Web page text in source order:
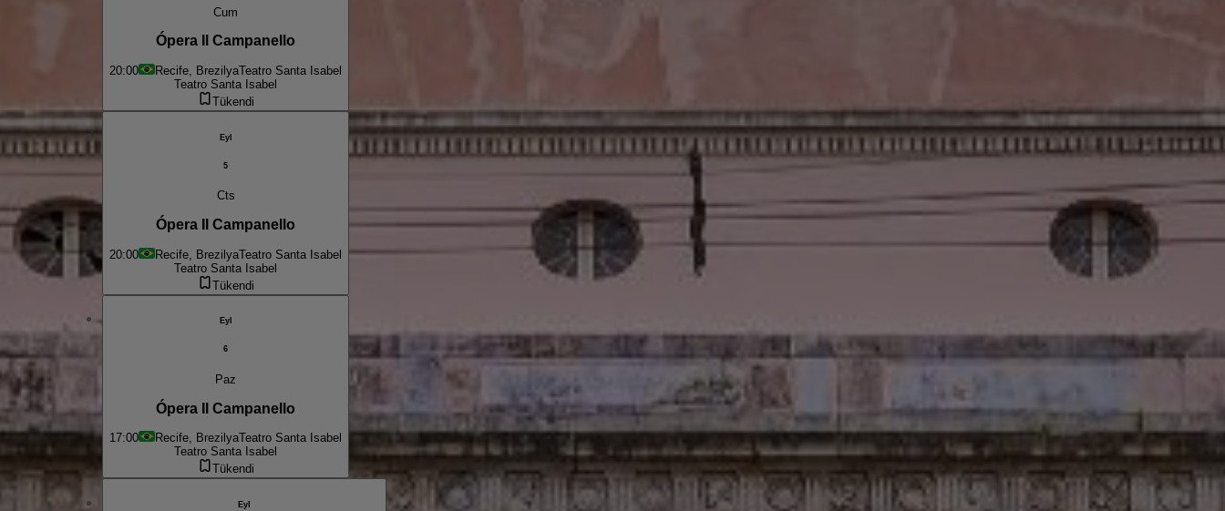
Cum
Ópera Il Campanello
20:00 Recife, BrezilyaTeatro Santa Isabel
Teatro Santa Isabel
Tükendi
Eyl
5
Cts
Ópera Il Campanello
20:00 Recife, BrezilyaTeatro Santa Isabel
Teatro Santa Isabel
Tükendi
Eyl
6
Paz
Ópera Il Campanello
17:00 Recife, BrezilyaTeatro Santa Isabel
Teatro Santa Isabel
Tükendi
Eyl